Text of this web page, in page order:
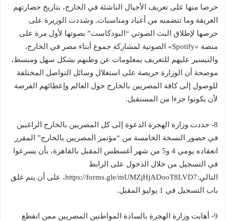
حرصا منها على تعريف الأجيال الناشئة في الخارج، بتاريخ حضارتهم
العريقة وما تتضمنه من أعياد ومناسبات. وشددت الوزيرة على
حرصها لإطلاق البث الصوتي “البودكاست” بصوتها لأول مرة على
منصة «Spotify» الصوتية لمشاركة جموع أبناء مصر في الخارج،
والتيسير عليهم للتعريف بمعلومات عن وطنهم بشكل سهل ومبسط،
موضحة أن الوزارة حريصة على استغلال وسائل التواصل المختلفة
للوصول إلى كافة المصريين بالخارج حول العالم وإعطائهم الفرصة
لأن يكونوا جزءا من المستقبل.
8- جددت وزارة الهجرة الدعوة إلى كل المصريين بالخارج الراغبين
في حضور النسخة الخامسة من “مؤتمر المصريين بالخارج” المقرر
انعقاده يومي 4 و5 من شهر أغسطس المقبل بالقاهرة، بأن يسرعوا
في التسجيل من خلال الدخول على الرابط
التالي:https://forms.gle/mUMZjHjADooT8LVD7، على أن يتم غلق
باب التسجيل في 1 يوليو المقبل.
9- أهابت وزارة الهجرة بالسادة المواطنين المصريين ممن انقطع